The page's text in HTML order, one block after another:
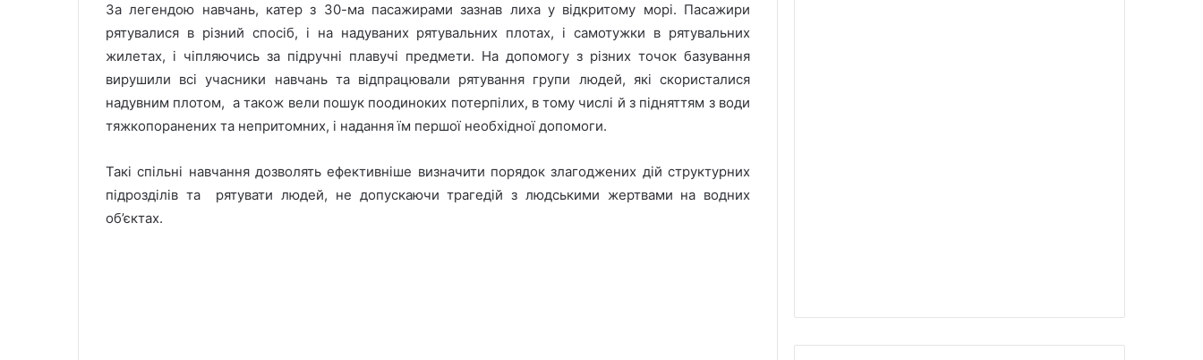
За легендою навчань, катер з 30-ма пасажирами зазнав лиха у відкритому морі. Пасажири
рятувалися в різний спосіб, і на надуваних рятувальних плотах, і самотужки в рятувальних
жилетах, і чіпляючись за підручні плавучі предмети. На допомогу з різних точок базування
вирушили всі учасники навчань та відпрацювали рятування групи людей, які скористалися
надувним плотом, а також вели пошук поодиноких потерпілих, в тому числі й з підняттям з води
тяжкопоранених та непритомних, і надання їм першої необхідної допомоги.
Такі спільні навчання дозволять ефективніше визначити порядок злагоджених дій структурних
підрозділів та рятувати людей, не допускаючи трагедій з людськими жертвами на водних
об’єктах.